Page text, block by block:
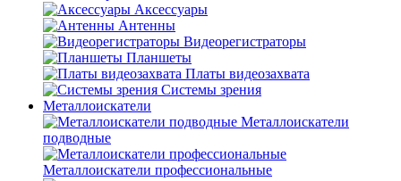
Аксессуары
Антенны
Видеорегистраторы
Планшеты
Платы видеозахвата
Системы зрения
Металлоискатели
Металлоискатели
подводные
Металлоискатели профессиональные